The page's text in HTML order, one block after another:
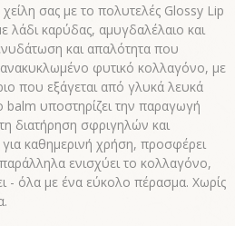
σας με το πολυτελές Glossy Lip
λάδι καρύδας, αμυγδαλέλαιο και
και απαλότητα που
ανακυκλωμένο φυτικό κολλαγόνο, με
που εξάγεται από γλυκά λευκά
υποστηρίζει την παραγωγή
διατήρηση σφριγηλών και
για καθημερινή χρήση, προσφέρει
ενισχύει το κολλαγόνο,
- όλα με ένα εύκολο πέρασμα. Χωρίς